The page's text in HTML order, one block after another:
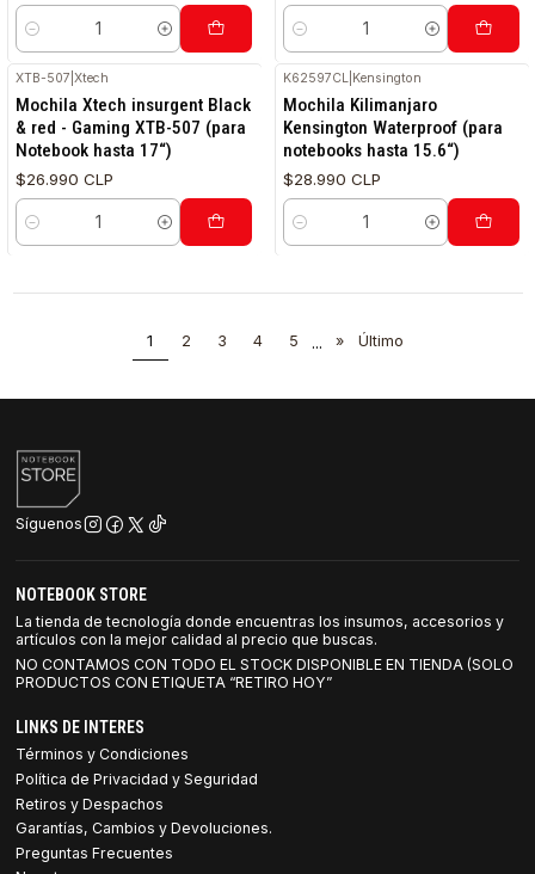
Cantidad Cantidad
XTB-507 |Xtech
Mochila Xtech insurgent Black
& red - Gaming XTB-507 (para
Notebook hasta 17“)
$26.990 CLP
Cantidad
K62597CL Kensington
Mochila Kilimanjaro
Kensington Waterproof (para
notebooks hasta 15.6“)
$28.990 CLP
Cantidad
1 2 3 4 5 ... » Último
Síguenos
NOTEBOOK STORE
La tienda de tecnología donde encuentras los insumos, accesorios y
artículos con la mejor calidad al precio que buscas.
NO CONTAMOS CON TODO EL STOCK DISPONIBLE EN TIENDA (SOLO
PRODUCTOS CON ETIQUETA “RETIRO HOY”
LINKS DE INTERES
Términos y Condiciones
Política de Privacidad y Seguridad
Retiros y Despachos
Garantías, Cambios y Devoluciones.
Preguntas Frecuentes